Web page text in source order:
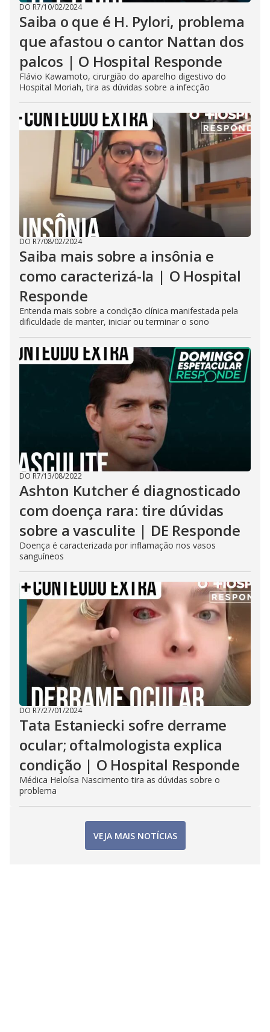
DO R7/10/02/2024
Saiba o que é H. Pylori, problema
que afastou o cantor Nattan dos
palcos | O Hospital Responde
Flávio Kawamoto, cirurgião do aparelho digestivo do
Hospital Moriah, tira as dúvidas sobre a infecção
DO R7/08/02/2024
Saiba mais sobre a insônia e
como caracterizá-la | O Hospital
Responde
Entenda mais sobre a condição clínica manifestada pela
dificuldade de manter, iniciar ou terminar o sono
DO R7/13/08/2022
Ashton Kutcher é diagnosticado
com doença rara: tire dúvidas
sobre a vasculite | DE Responde
Doença é caracterizada por inflamação nos vasos
sanguíneos
DO R7/27/01/2024
Tata Estaniecki sofre derrame
ocular; oftalmologista explica
condição | O Hospital Responde
Médica Heloísa Nascimento tira as dúvidas sobre o
problema
VEJA MAIS NOTÍCIAS